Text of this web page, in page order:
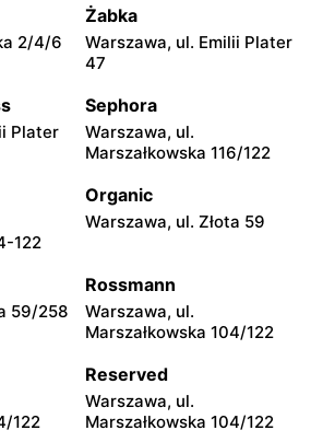
111
moje sklepy
Jeżowe, ul. Zalesie 77
Kamień, ul. Błonie 23
Gumniska, ul. Gumniska
157C
Tczew, ul. Franciszka Żwirki
61
Jarosław, ul. Pełkińska 147
moje sklepy
2/4/6
Żabka
Warszawa, ul. Emilii Plater
47
Plater
Sephora
Warszawa, ul.
Marszałkowska 116/122
122
Organic
Warszawa, ul. Złota 59
59/258
Rossmann
Warszawa, ul.
Marszałkowska 104/122
122
Reserved
Warszawa, ul.
Marszałkowska 104/122